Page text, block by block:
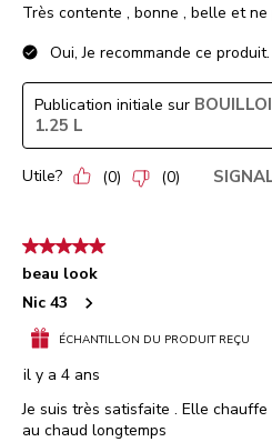
Très contente , bonne , belle et
Oui, Je recommande ce produit.
Publication initiale sur
1.25 L
Utile? (0) (0)
5 étoile(s) sur 5.
beau look
Nic 43
ÉCHANTILLON DU PRODUIT REÇU
il y a 4 ans
Je suis très satisfaite . Elle
au chaud longtemps